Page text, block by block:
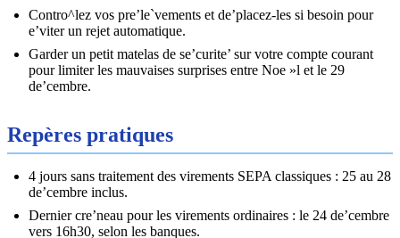
Contro^lez vos pre’le`vements et de’placez-les si besoin pour
e’viter un rejet automatique.
Garder un petit matelas de se’curite’ sur votre compte courant
pour limiter les mauvaises surprises entre Noe »l et le 29
de’cembre.
Repères pratiques
4 jours sans traitement des virements SEPA classiques : 25 au 28
de’cembre inclus.
Dernier cre’neau pour les virements ordinaires : le 24 de’cembre
vers 16h30, selon les banques.